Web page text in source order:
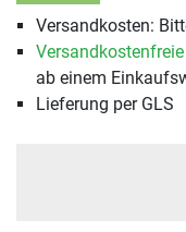
Versandkosten:
ab einem
Lieferung per GLS